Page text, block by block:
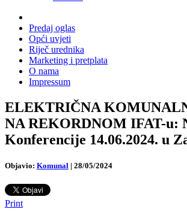
Predaj oglas
Opći uvjeti
Riječ urednika
Marketing i pretplata
O nama
Impressum
ELEKTRIČNA
NA REKORDNOM IFAT-u:
Konferencije 14.06.2024. u
Objavio: Komunal | 28/05/2024
Print